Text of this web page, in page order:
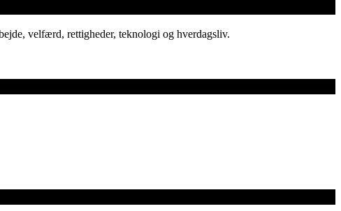
velfærd, rettigheder, teknologi og hverdagsliv.